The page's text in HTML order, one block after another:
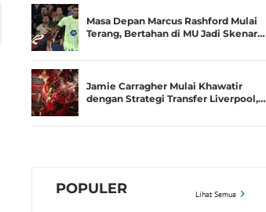
Masa Depan Marcus Rashford Mulai
Terang, Bertahan di MU Jadi Skenar…
Jamie Carragher Mulai Khawatir
dengan Strategi Transfer Liverpool,…
POPULER Lihat Semua